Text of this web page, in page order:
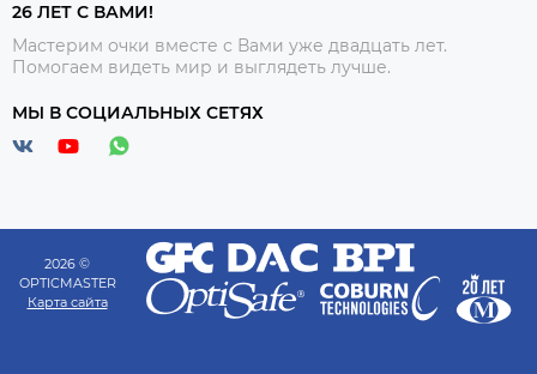
26 ЛЕТ С ВАМИ!
Мастерим очки вместе с Вами уже двадцать лет.
Помогаем видеть мир и выглядеть лучше.
МЫ В СОЦИАЛЬНЫХ СЕТЯХ
2026 ©
OPTICMASTER
Карта сайта